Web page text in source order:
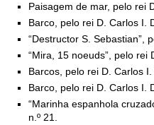
Paisagem de mar, pelo rei
Barco, pelo rei D. Carlos I.
“Destructor S. Sebastian”,
“Mira, 15 noeuds”, pelo rei
Barcos, pelo rei D. Carlos
Barco, pelo rei D. Carlos I.
“Marinha espanhola
n.º 21.